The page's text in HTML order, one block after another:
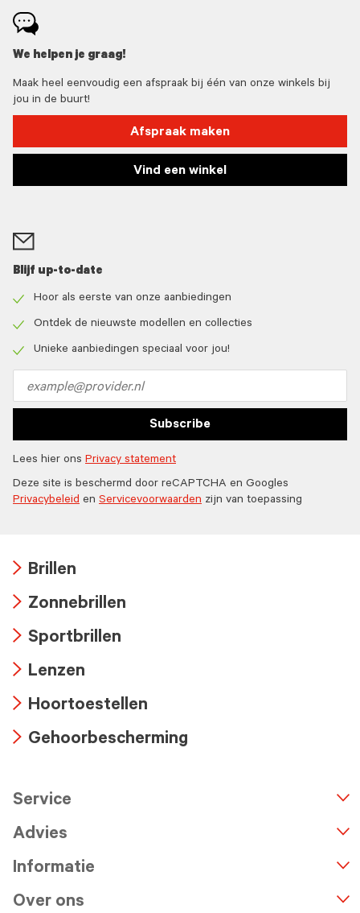
We helpen je graag!
Maak heel eenvoudig een afspraak bij één van onze winkels bij
jou in de buurt!
Afspraak maken
Vind een winkel
Blijf up-to-date
icon
Hoor als eerste van onze aanbiedingen
icon
Ontdek de nieuwste modellen en collecties
Unieke aanbiedingen speciaal voor jou!
address
Subscribe
Lees hier ons Privacy statement
Deze site is beschermd door reCAPTCHA en Googles
Privacybeleid en Servicevoorwaarden zijn van toepassing
icon
Brillen
icon
Zonnebrillen
icon
Sportbrillen
icon
Lenzen
icon
Hoortoestellen
Gehoorbescherming
Service
Advies
Informatie
Over ons